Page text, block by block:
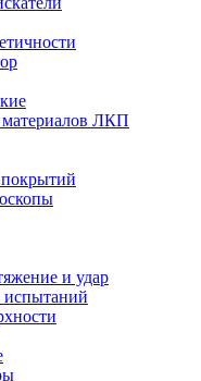
материалов ЛКП
и удар
испытаний